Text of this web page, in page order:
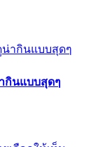
กินแบบสุดๆ